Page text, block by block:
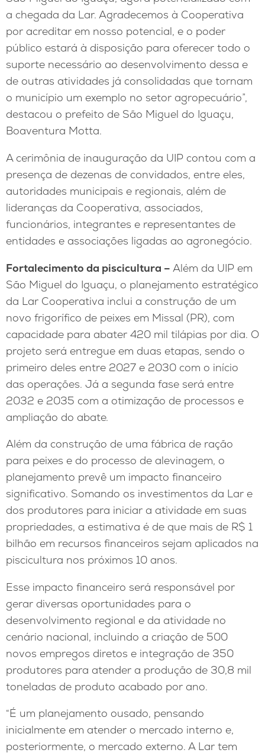
a chegada da Lar. Agradecemos à Cooperativa
por acreditar em nosso potencial, e o poder
público estará à disposição para oferecer todo o
suporte necessário ao desenvolvimento dessa e
de outras atividades já consolidadas que tornam
o município um exemplo no setor agropecuário”,
destacou o prefeito de São Miguel do Iguaçu,
Boaventura Motta.
A cerimônia de inauguração da UIP contou com a
presença de dezenas de convidados, entre eles,
autoridades municipais e regionais, além de
lideranças da Cooperativa, associados,
funcionários, integrantes e representantes de
entidades e associações ligadas ao agronegócio.
Fortalecimento da piscicultura – Além da UIP em
São Miguel do Iguaçu, o planejamento estratégico
da Lar Cooperativa inclui a construção de um
novo frigorífico de peixes em Missal (PR), com
capacidade para abater 420 mil tilápias por dia. O
projeto será entregue em duas etapas, sendo o
primeiro deles entre 2027 e 2030 com o início
das operações. Já a segunda fase será entre
2032 e 2035 com a otimização de processos e
ampliação do abate.
Além da construção de uma fábrica de ração
para peixes e do processo de alevinagem, o
planejamento prevê um impacto financeiro
significativo. Somando os investimentos da Lar e
dos produtores para iniciar a atividade em suas
propriedades, a estimativa é de que mais de R$ 1
bilhão em recursos financeiros sejam aplicados na
piscicultura nos próximos 10 anos.
Esse impacto financeiro será responsável por
gerar diversas oportunidades para o
desenvolvimento regional e da atividade no
cenário nacional, incluindo a criação de 500
novos empregos diretos e integração de 350
produtores para atender a produção de 30,8 mil
toneladas de produto acabado por ano.
“É um planejamento ousado, pensando
inicialmente em atender o mercado interno e,
posteriormente, o mercado externo. A Lar tem